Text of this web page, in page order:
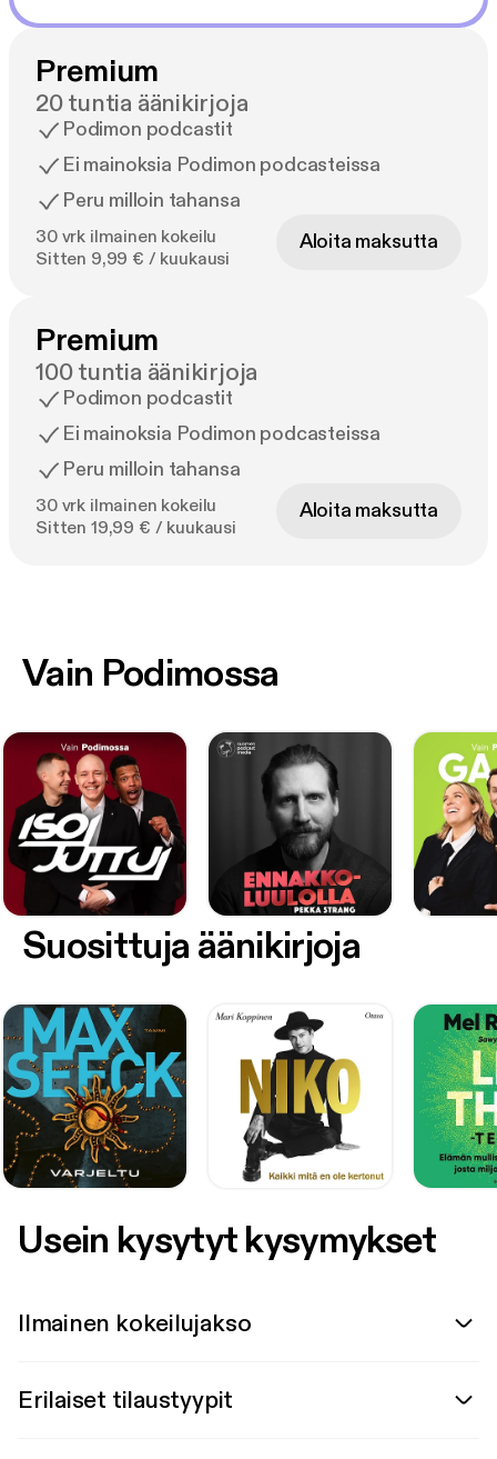
Premium
20 tuntia äänikirjoja
Podimon podcastit
Ei mainoksia Podimon podcasteissa
Peru milloin tahansa
30 vrk ilmainen kokeilu
Sitten 9,99 € / kuukausi
Aloita maksutta
Premium
100 tuntia äänikirjoja
Podimon podcastit
Ei mainoksia Podimon podcasteissa
Peru milloin tahansa
30 vrk ilmainen kokeilu
Sitten 19,99 € / kuukausi
Aloita maksutta
Vain Podimossa
Suosittuja äänikirjoja
Usein kysytyt kysymykset
Ilmainen kokeilujakso
Erilaiset tilaustyypit